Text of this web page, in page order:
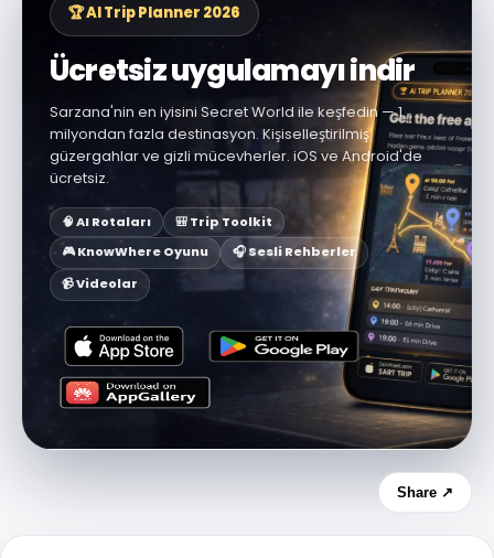
🏆 AI Trip Planner 2026
Ücretsiz uygulamayı indir
Sarzana'nin en iyisini Secret World ile keşfedin — 1
milyondan fazla destinasyon. Kişiselleştirilmiş
güzergahlar ve gizli mücevherler. iOS ve Android'de
ücretsiz.
🧠 AI Rotaları
🎒 Trip Toolkit
🎮 KnowWhere Oyunu
🎧 Sesli Rehberler
📹 Videolar
Share ↗